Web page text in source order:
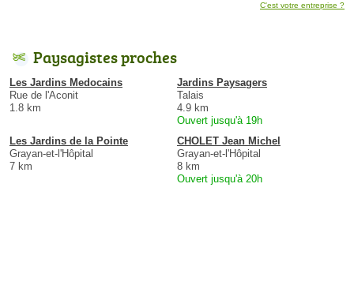
C'est votre entreprise ?
Paysagistes proches
Les Jardins Medocains
Rue de l'Aconit
1.8 km
Jardins Paysagers
Talais
4.9 km
Ouvert jusqu'à 19h
Les Jardins de la Pointe
Grayan-et-l'Hôpital
7 km
CHOLET Jean Michel
Grayan-et-l'Hôpital
8 km
Ouvert jusqu'à 20h